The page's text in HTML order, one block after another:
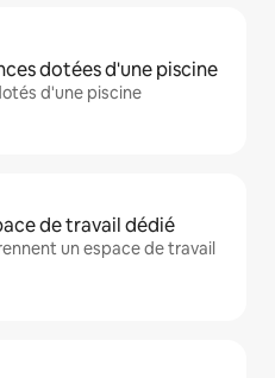
dotées d'une piscine
d'une piscine
de travail dédié
un espace de travail